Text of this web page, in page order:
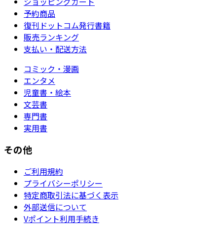
予約商品
復刊ドットコム発行書籍
販売ランキング
支払い・配送方法
コミック・漫画
エンタメ
児童書・絵本
文芸書
専門書
実用書
その他
ご利用規約
プライバシーポリシー
特定商取引法に基づく表示
外部送信について
Vポイント利用手続き